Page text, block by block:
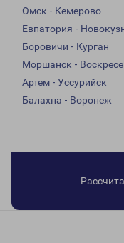
Омск - Кемерово
Евпатория -
Боровичи - Курган
Моршанск -
Артем - Уссурийск
Балахна - Воронеж